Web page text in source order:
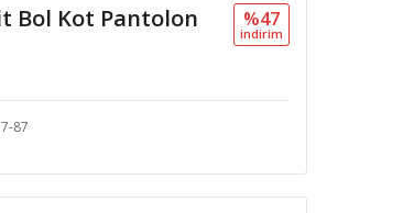
Bol Kot Pantolon %47
i̇ndi̇ri̇m
87